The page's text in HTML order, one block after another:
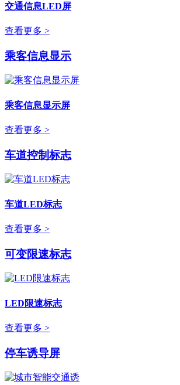
交通信息LED屏
查看更多 >
乘客信息显示
乘客信息显示屏
查看更多 >
车道控制标志
车道LED标志
查看更多 >
可变限速标志
LED限速标志
查看更多 >
停车诱导屏